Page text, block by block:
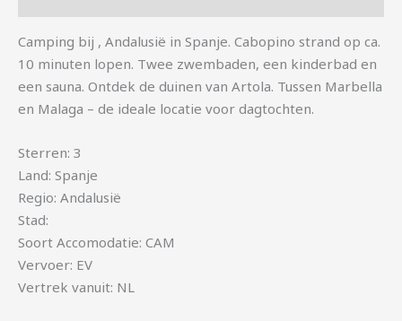
Camping bij , Andalusië in Spanje. Cabopino strand op ca.
10 minuten lopen. Twee zwembaden, een kinderbad en
een sauna. Ontdek de duinen van Artola. Tussen Marbella
en Malaga – de ideale locatie voor dagtochten.
Sterren: 3
Land: Spanje
Regio: Andalusië
Stad:
Soort Accomodatie: CAM
Vervoer: EV
Vertrek vanuit: NL